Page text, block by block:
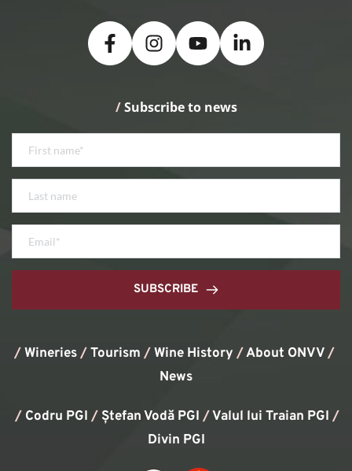
/ Subscribe to news
SUBSCRIBE
/Wineries/Tourism /Wine History / About ONVV/
News
/ Codru PGI / Ștefan Vodă PGI /Valul lui Traian PGI
Divin PGI